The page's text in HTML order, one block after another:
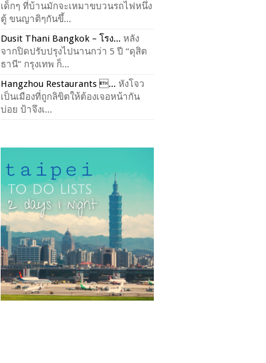
เด็กๆ ที่บ้านมักจะเหมาขบวนรถไฟหนึ่ง
ตู้ ขนญาติๆกันขึ้...
Dusit Thani Bangkok – โรง... หลัง
จากปิดปรับปรุงไปนานกว่า 5 ปี “ดุสิต
ธานี” กรุงเทพ ก็...
Hangzhou Restaurants ... หังโจว
เป็นเมืองที่ถูกลิขิตให้ต้องเจอหน้ากัน
บ่อย ป้าจึงเ...